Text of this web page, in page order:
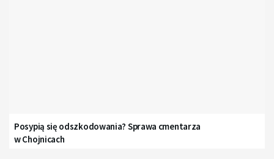
Posypią się odszkodowania? Sprawa cmentarza
w Chojnicach